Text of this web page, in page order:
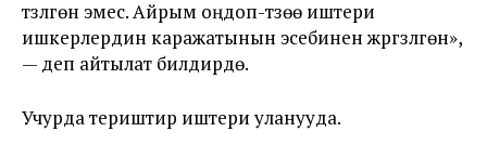
түзүлгөн эмес. Айрым оңдоп-түзөө иштери
ишкерлердин каражатынын эсебинен жүргүзүлгөн»,
— деп айтылат билдирүүдө.
Учурда териштирүү иштери уланууда.